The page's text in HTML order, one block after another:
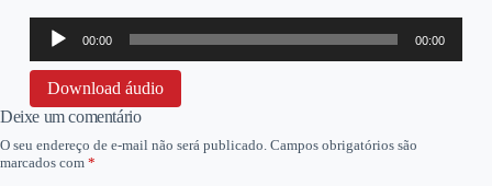
Tocador
áudio
00:00 00:00
Download áudio
Deixe um comentário
O seu endereço de e-mail não será publicado. Campos obrigatórios são
marcados com *